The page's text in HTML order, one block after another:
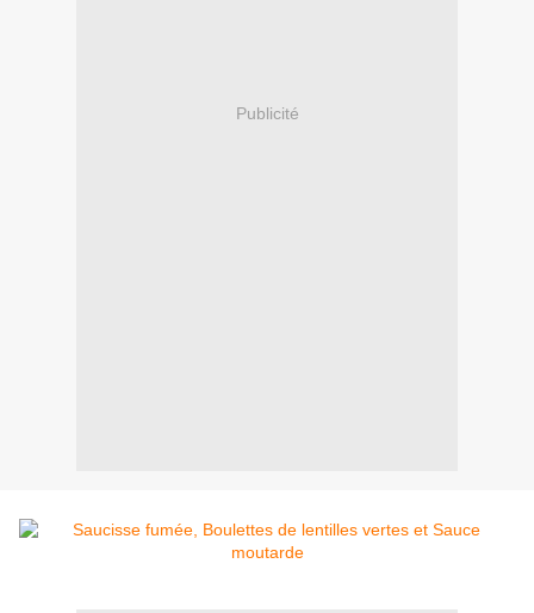
Publicité